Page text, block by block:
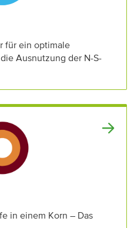
für ein optimale
Ausnutzung der N-S-
in einem Korn – Das